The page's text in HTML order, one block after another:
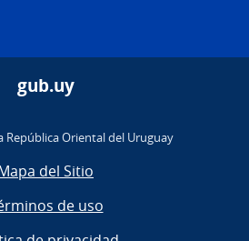
gub.uy
República Oriental del Uruguay
del Sitio
de uso